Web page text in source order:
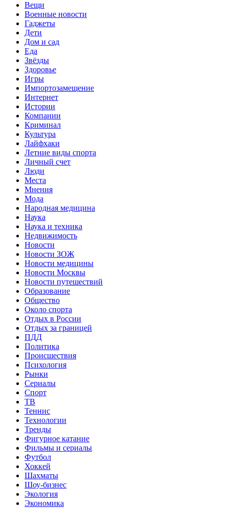
Вещи
Военные новости
Гаджеты
Дети
Дом и сад
Еда
Звёзды
Здоровье
Игры
Импортозамещение
Интернет
Истории
Компании
Криминал
Культура
Лайфхаки
Летние виды спорта
Личный счет
Люди
Места
Мнения
Мода
Народная медицина
Наука
Наука и техника
Недвижимость
Новости
Новости ЗОЖ
Новости медицины
Новости Москвы
Новости путешествий
Образование
Общество
Около спорта
Отдых в России
Отдых за границей
ПДД
Политика
Происшествия
Психология
Рынки
Сериалы
Спорт
ТВ
Теннис
Технологии
Тренды
Фигурное катание
Фильмы и сериалы
Футбол
Хоккей
Шахматы
Шоу-бизнес
Экология
Экономика